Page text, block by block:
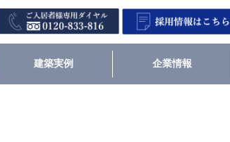
建築実例 企業情報